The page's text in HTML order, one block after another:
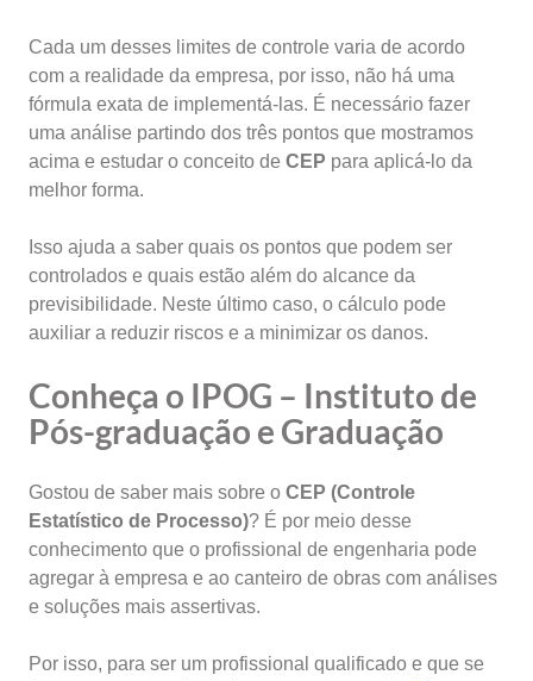
Cada um desses limites de controle varia de acordo
com a realidade da empresa, por isso, não há uma
fórmula exata de implementá-las. É necessário fazer
uma análise partindo dos três pontos que mostramos
acima e estudar o conceito de CEP para aplicá-lo da
melhor forma.
Isso ajuda a saber quais os pontos que podem ser
controlados e quais estão além do alcance da
previsibilidade. Neste último caso, o cálculo pode
auxiliar a reduzir riscos e a minimizar os danos.
Conheça o IPOG – Instituto de
Pós-graduação e Graduação
Gostou de saber mais sobre o CEP (Controle
Estatístico de Processo)? É por meio desse
conhecimento que o profissional de engenharia pode
agregar à empresa e ao canteiro de obras com análises
e soluções mais assertivas.
Por isso, para ser um profissional qualificado e que se